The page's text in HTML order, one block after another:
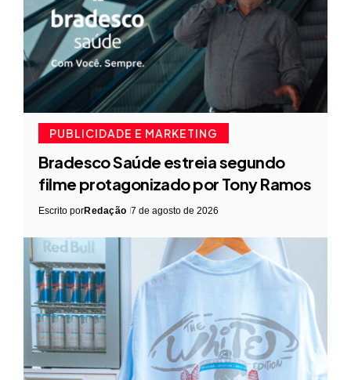
PUBLICIDADE E MARKETING
Bradesco Saúde estreia segundo
filme protagonizado por Tony Ramos
Escrito porRedação 7 de agosto de 2026